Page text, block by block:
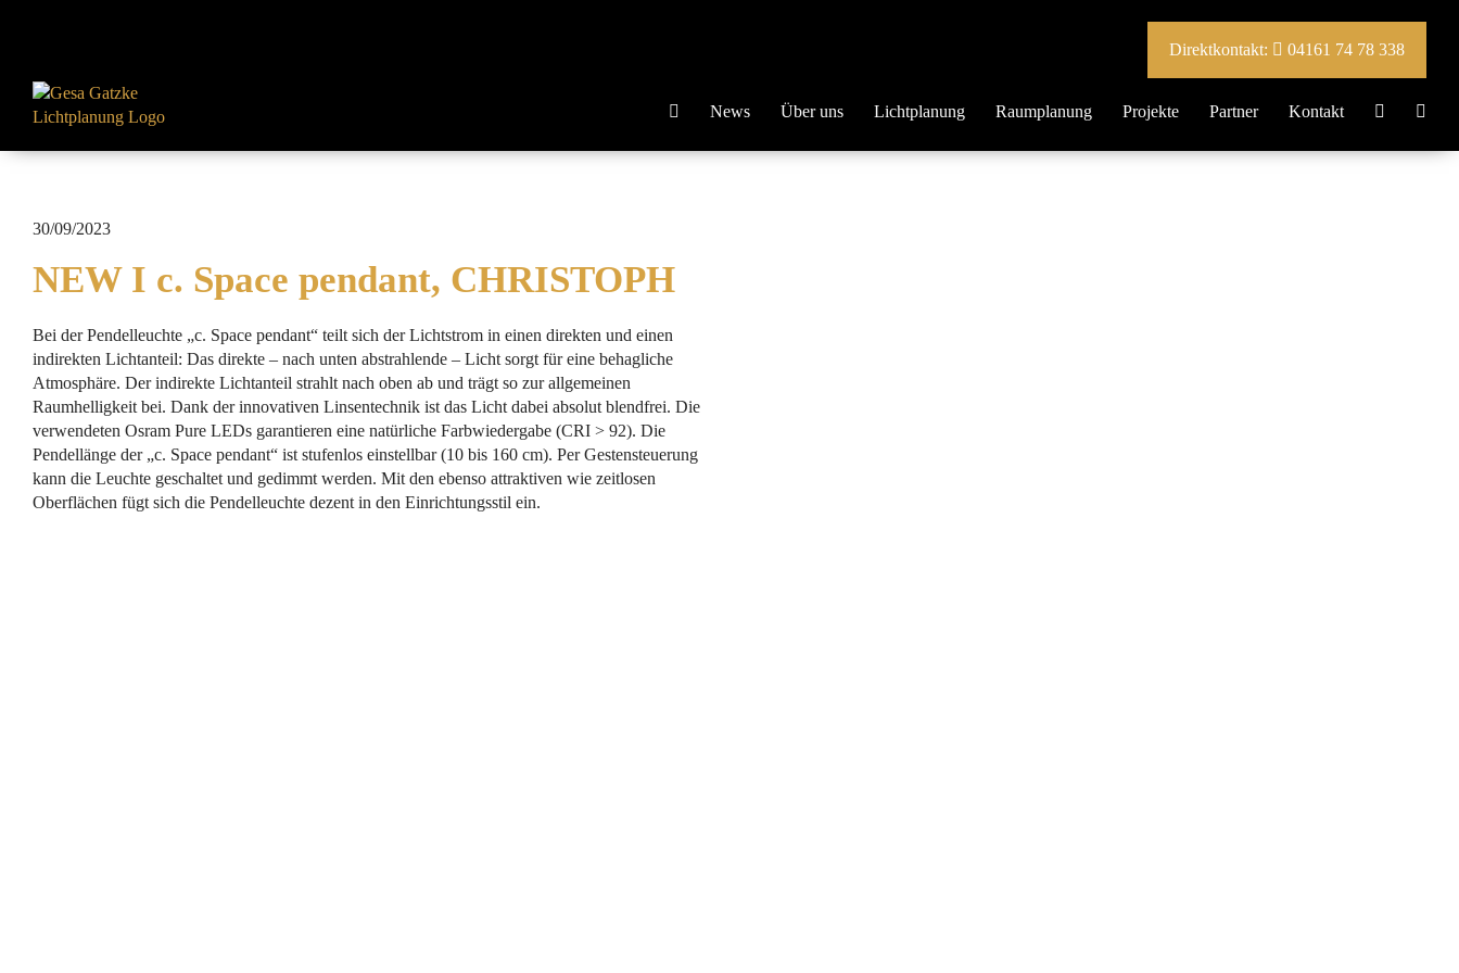
Direktkontakt: 04161 74 78 338
News Über uns Lichtplanung Raumplanung Projekte Partner Kontakt
30/09/2023
NEW I c. Space pendant, CHRISTOPH
Bei der Pendelleuchte „c. Space pendant“ teilt sich der Lichtstrom in einen direkten und einen
indirekten Lichtanteil: Das direkte – nach unten abstrahlende – Licht sorgt für eine behagliche
Atmosphäre. Der indirekte Lichtanteil strahlt nach oben ab und trägt so zur allgemeinen
Raumhelligkeit bei. Dank der innovativen Linsentechnik ist das Licht dabei absolut blendfrei. Die
verwendeten Osram Pure LEDs garantieren eine natürliche Farbwiedergabe (CRI > 92). Die
Pendellänge der „c. Space pendant“ ist stufenlos einstellbar (10 bis 160 cm). Per Gestensteuerung
kann die Leuchte geschaltet und gedimmt werden. Mit den ebenso attraktiven wie zeitlosen
Oberflächen fügt sich die Pendelleuchte dezent in den Einrichtungsstil ein.